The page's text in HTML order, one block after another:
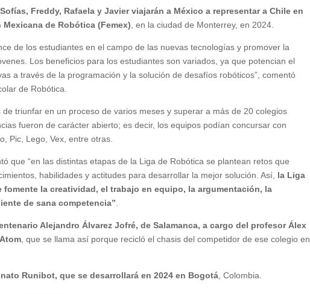
Freddy, Rafaela y Javier viajarán a México a representar a Chile en
de Robótica (Femex) , en la ciudad de Monterrey, en 2024.
de los estudiantes en el campo de las nuevas tecnologías y promover la
Los beneficios para los estudiantes son variados, ya que potencian el
a través de la programación y la solución de desafíos robóticos”, comentó
de Robótica.
triunfar en un proceso de varios meses y superar a más de 20 colegios
fueron de carácter abierto; es decir, los equipos podían concursar con
Pic, Lego, Vex, entre otras.
que “en las distintas etapas de la Liga de Robótica se plantean retos que
habilidades y actitudes para desarrollar la mejor solución. Así, la Liga
la creatividad, el trabajo en equipo, la argumentación, la
de sana competencia”
Alejandro Álvarez Jofré, de Salamanca, a cargo del profesor Álex
Atom , que se llama así porque recicló el chasis del competidor de ese colegio en
Runibot, que se desarrollará en 2024 en Bogotá , Colombia.